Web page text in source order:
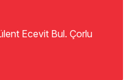
Ecevit Bul. Çorlu